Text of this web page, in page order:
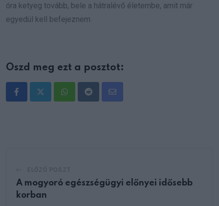
óra ketyeg tovább, bele a hátralévő életembe, amit már
egyedül kell befejeznem.
Oszd meg ezt a posztot:
WhatsappRedditShare
A mogyoró egészségügyi előnyei idősebb
korban